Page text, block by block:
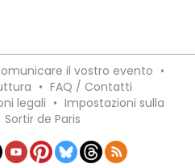
il vostro evento •
• FAQ / Contatti
legali • Impostazioni sulla
Sortir de Paris